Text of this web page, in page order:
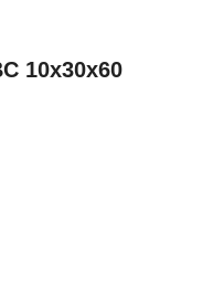
10x30x60